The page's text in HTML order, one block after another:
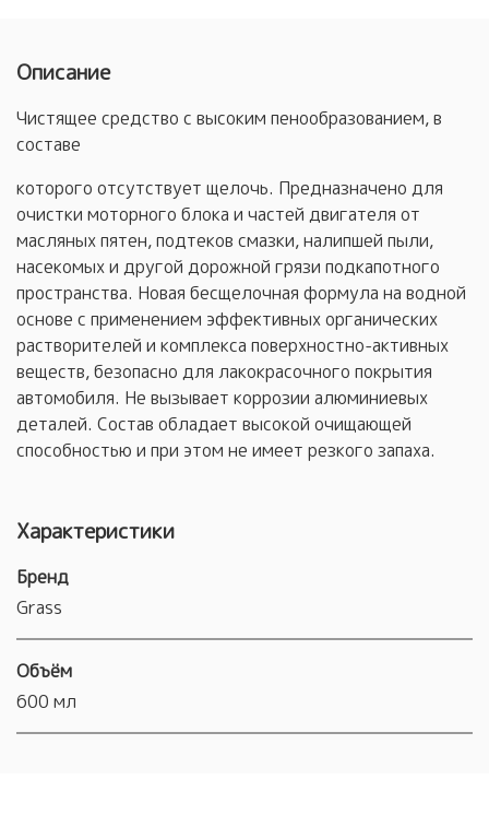
Описание
Чистящее средство с высоким пенообразованием, в
составе
которого отсутствует щелочь. Предназначено для
очистки моторного блока и частей двигателя от
масляных пятен, подтеков смазки, налипшей пыли,
насекомых и другой дорожной грязи подкапотного
пространства. Новая бесщелочная формула на водной
основе с применением эффективных органических
растворителей и комплекса поверхностно-активных
веществ, безопасно для лакокрасочного покрытия
автомобиля. Не вызывает коррозии алюминиевых
деталей. Состав обладает высокой очищающей
способностью и при этом не имеет резкого запаха.
Характеристики
Бренд
Grass
Объём
600 мл